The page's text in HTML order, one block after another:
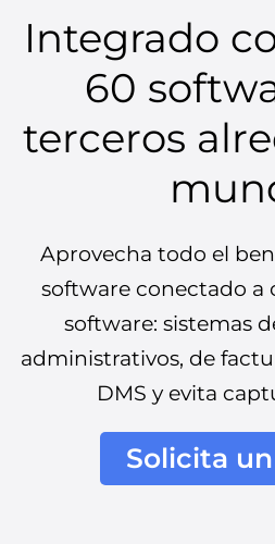
Integrado
60
terceros
Aprovecha todo el
software conectado a
software: sistemas
administrativos, de
DMS y evita
Solicita